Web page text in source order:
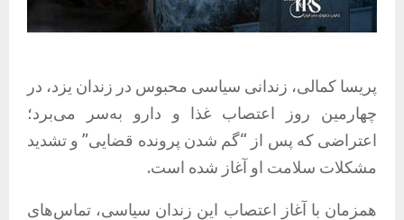
پریسا کمالی، زندانی سیاسی محبوس در زندان یزد، در
چهارمین روز اعتصاب غذا و دارو به‌سر می‌برد؛
اعتراضی که پس از “گم شدن پرونده قضایی” و تشدید
مشکلات سلامت او آغاز شده است.
همزمان با آغاز اعتصاب این زندان سیاسی، تماس‌های